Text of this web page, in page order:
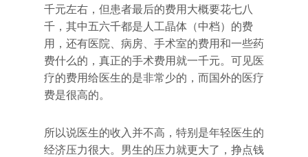
千元左右，但患者最后的费用大概要花七八
千，其中五六千都是人工晶体（中档）的费
用，还有医院、病房、手术室的费用和一些药
费什么的，真正的手术费用就一千元。可见医
疗的费用给医生的是非常少的，而国外的医疗
费是很高的。
所以说医生的收入并不高，特别是年轻医生的
经济压力很大。男生的压力就更大了，挣点钱